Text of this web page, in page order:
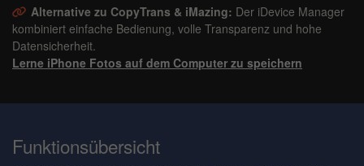
Alternative zu CopyTrans & iMazing: Der iDevice Manager
kombiniert einfache Bedienung, volle Transparenz und hohe
Datensicherheit.
Lerne iPhone Fotos auf dem Computer zu speichern
Funktionsübersicht